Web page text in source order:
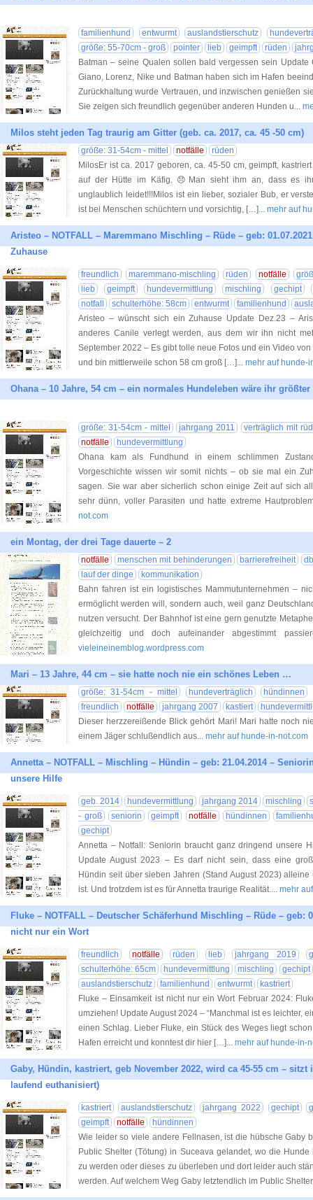
familienhund entwurmt auslandstierschutz
größe: 55-70cm - groß
pointer lieb geimpft rüden
Batman – seine Qualen sollen bald vergessen sein
Giano, Lorenz, Nike und Batman haben sich im Hafen
Zurückhaltung wurde Vertrauen, und inzwischen genießen
Sie zeigen sich freundlich gegenüber anderen Hunden u...
Milos steht jeden Tag traurig am Gitter (geb. ca. 2017, ca. 45 -50 cm)
größe: 31-54cm - mittel notfälle
rüden
MilosEr ist ca. 2017 geboren, ca. 45-50 cm, geimpft,
auf der Hütte im Käfig. 😞Man sieht ihm an, dass es
unglaublich leidet!!!Milos ist ein lieber, sozialer Bub, er
ist bei Menschen schüchtern und vorsichtig, […]... mehr auf
Aristeo – NOTFALL – Maremmano Mischling – Rüde – geb:
Zuhause
freundlich maremmano-mischling rüden notfälle
lieb
geimpft hundevermittlung mischling
gechipt
notfall
schulterhöhe: 58cm entwurmt familienhund
Aristeo – wünscht sich ein Zuhause Update Dez.23 –
anderes Canile verlegt werden, aus dem wir ihn nicht
September 2022 – Es gibt tolle neue Fotos und ein Video
und bin mittlerweile schon 58 cm groß […]... mehr auf hunde-
Ohana – 10 Jahre, 54 cm – ein normales Hundeleben wäre ihr größter
größe: 31-54cm - mittel jahrgang 2011
verträglich mit
notfälle
hundevermittlung
Ohana kam als Fundhund in einem schlimmen
Vorgeschichte wissen wir somit nichts – ob sie mal ein
sagen. Sie war aber sicherlich schon einige Zeit auf sich
sehr dünn, voller Parasiten und hatte extreme
not.com
ein Montag, der drei Tage dauerte – 2
notfälle menschen mit behinderungen barrierefreiheit
db
lauf der dinge
kommunikation
Bahn fahren ist ein logistisches Mammutunternehmen –
ermöglicht werden will, sondern auch, weil ganz
nutzen versucht. Der Bahnhof ist eine gern genutzte
gleichzeitig und doch aufeinander abgestimmt
vieleineinemblog.wordpress.com
Mari – 13 Jahre, 44 cm – sie hatte noch nie ein schönes Leben …
größe: 31-54cm - mittel hundeverträglich
hündinnen
freundlich
notfälle jahrgang 2007 kastiert
Dieser herzzereißende Blick gehört Mari! Mari hatte noch
einem Jäger schlußendlich aus... mehr auf hunde-in-not.com
Annetta – NOTFALL – Mischling – Hündin – geb: 21.04.2014 –
unsere Hilfe
geb. 2014 hundevermittlung jahrgang 2014 mischling
- groß
seniorin geimpft notfälle hündinnen
gechipt
Annetta – Notfall: Seniorin braucht ganz dringend unsere
Update August 2023 – Es darf nicht sein, dass eine
Hündin seit über sieben Jahren (Stand August 2023)
ist. Und trotzdem ist es für Annetta traurige Realität.... mehr
Fluke – NOTFALL – Deutscher Schäferhund Mischling – Rüde – geb:
nicht nur ein Wort
freundlich notfälle rüden lieb jahrgang 2019
schulterhöhe: 65cm
hundevermittlung mischling
gechipt
auslandstierschutz
familienhund entwurmt
kastriert
Fluke – Einsamkeit ist nicht nur ein Wort Februar 2024:
umziehen! Update August 2024 – “Manchmal ist es leichter,
einen Schlag. Lieber Fluke, ein Stück des Weges liegt
Hafen erreicht und konntest dir hier […]... mehr auf hunde-in-
Gaby, Hündin, kastriert, geb November 2022, wird ca 45-55 cm –
laufend euthanisiert)
kastriert auslandstierschutz jahrgang 2022 gechipt
geimpft
notfälle
hündinnen
Wie leider so viele andere Fellnasen, ist die hübsche Gaby
Public Shelter (Tötung) in Suceava gelandet, wo die
zu werden oder dieses zu überleben und dort leider auch
werden. Auf welchem Weg Gaby letztendlich im Public